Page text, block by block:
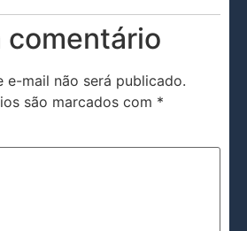
comentário
e-mail não será publicado.
são marcados com *